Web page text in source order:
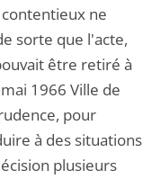
ne
sorte que l'acte,
être retiré à
1966 Ville de
pour
à des situations
plusieurs